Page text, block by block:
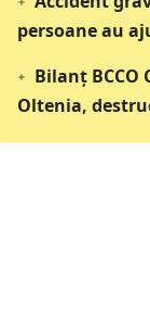
persoane au
Bilanț BCCO
Oltenia,